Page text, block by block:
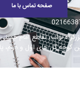
صفحه تماس با ما
نواب، تقاطع امام
کوچه گل های اول و دوم،